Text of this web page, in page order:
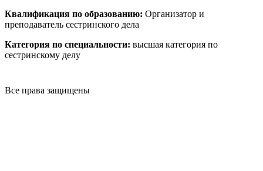
Квалификация по образованию: Организатор и
преподаватель сестринского дела
Категория по специальности: высшая категория по
сестринскому делу
Все права защищены